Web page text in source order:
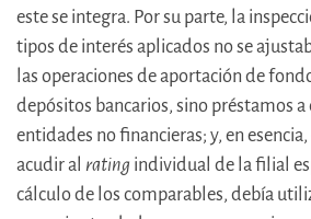
este se integra. Por su parte, la
tipos de interés aplicados no se
las operaciones de aportación de
depósitos bancarios, sino préstamos
entidades no financieras; y, en
acudir al rating individual de la filial
cálculo de los comparables, debía